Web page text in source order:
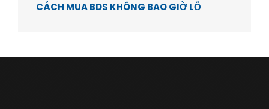
CÁCH MUA BDS KHÔNG BAO GIỜ LỖ